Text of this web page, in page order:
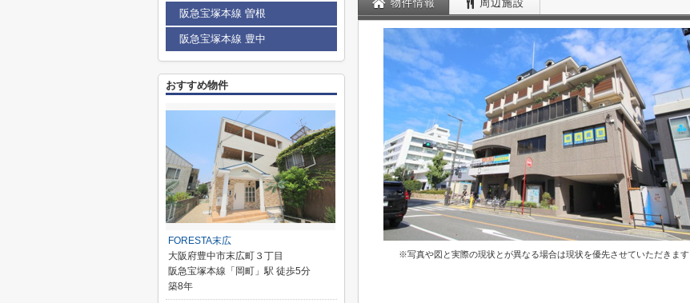
物件情報 周辺施設
※写真や図と実際の現状とが異なる場合は現状を優先させていただきます
阪急宝塚本線 曽根
阪急宝塚本線 豊中
おすすめ物件
FORESTA末広
大阪府豊中市末広町３丁目
阪急宝塚本線「岡町」駅 徒歩5分
築8年